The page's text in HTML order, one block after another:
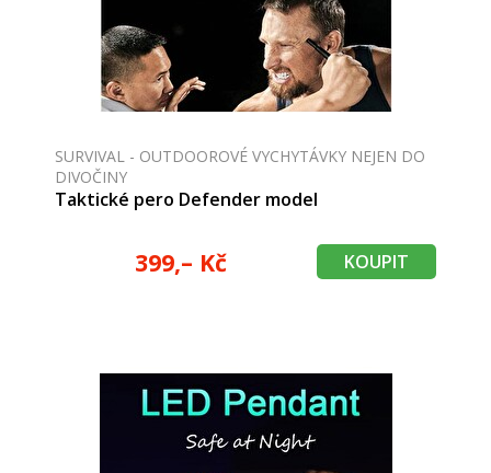
SURVIVAL - OUTDOOROVÉ VYCHYTÁVKY NEJEN DO
DIVOČINY
Taktické pero Defender model
399,– Kč KOUPIT